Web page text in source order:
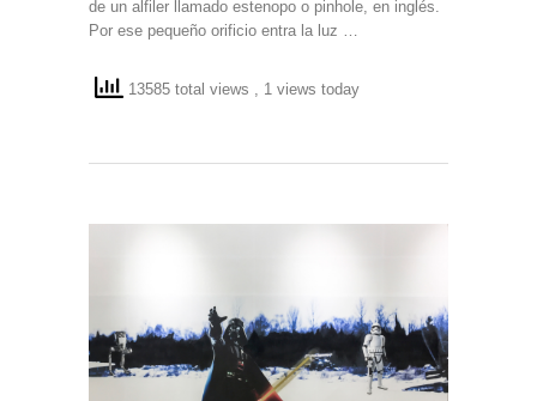
de un alfiler llamado estenopo o pinhole, en inglés.
Por ese pequeño orificio entra la luz …
13585 total views , 1 views today